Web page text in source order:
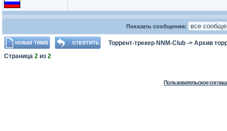
Показать сообщения:
Торрент-трекер NNM-Club -> Архив
Страница 2 из 2
Пользовательское